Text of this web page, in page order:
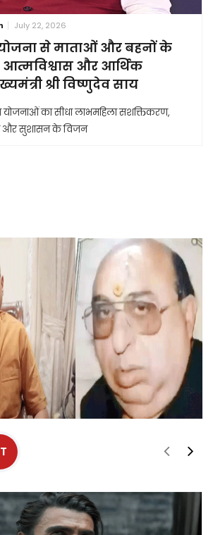
July 22, 2026
से माताओं और बहनों के
और आर्थिक
श्री विष्णुदेव साय
योजनाओं का सीधा लाभमहिला सशक्तिकरण,
और सुशासन के विजन